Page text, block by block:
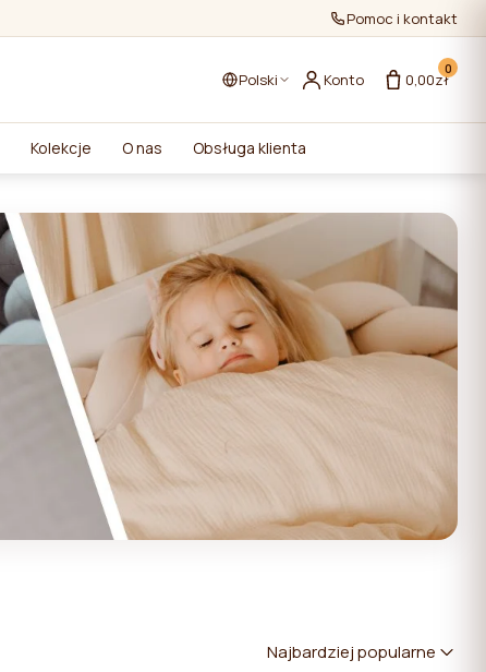
Pomoc i kontakt
Polski Konto
0
0,00zł
Kolekcje O nas Obsługa klienta
Najbardziej popularne